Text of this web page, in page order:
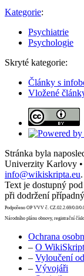
Kategorie:
Psychiatrie
Psychologie
Skryté kategorie:
Články s
Vložené
Stránka byla
Univerzity Karlovy •
info@wikiskripta.eu.
Text je dostupný
při dodržení
Podpořeno OP VVV č. CZ.02.2.69/0.0/
Národního plánu obnovy, registrační
Ochrana
– O
– Vyloučení
– Vývojáři